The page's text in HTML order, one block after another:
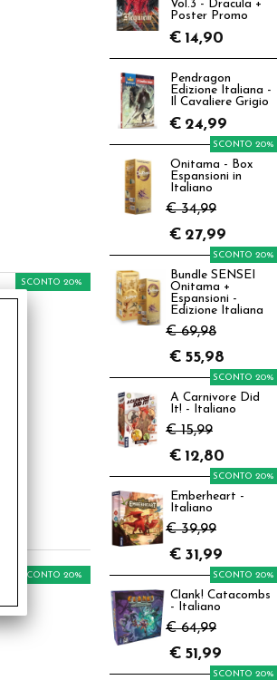
SCONTO 20%
SCONTO 20%
Vol.3 - Dracula +
Poster Promo
€ 14,90
Pendragon
Edizione Italiana -
Il Cavaliere Grigio
€ 24,99
Onitama - Box
Espansioni in
Italiano
€ 34,99
SCONTO 20%
€ 27,99
Bundle SENSEI
Onitama +
Espansioni -
Edizione Italiana
€ 69,98
SCONTO 20%
€ 55,98
A Carnivore Did
It! - Italiano
€ 15,99
SCONTO 20%
€ 12,80
Emberheart -
Italiano
€ 39,99
SCONTO 20%
€ 31,99
Clank! Catacombs
- Italiano
€ 64,99
SCONTO 20%
€ 51,99
SCONTO 20%